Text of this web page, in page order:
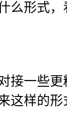
么形式
接一些
这样的